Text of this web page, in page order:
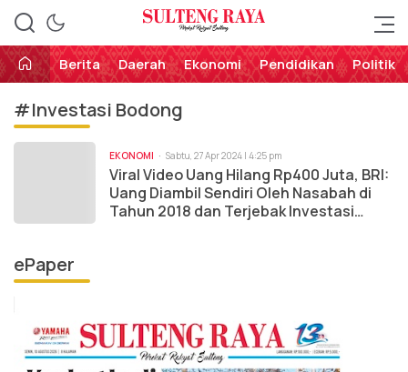
Sulteng Raya
Perekat Rakyat Sulteng
Berita
Daerah Ekonomi Pendidikan Politik
#Investasi Bodong
EKONOMI Sabtu, 27 Apr 2024 | 4:25 pm
Viral Video Uang Hilang Rp400 Juta, BRI:
Uang Diambil Sendiri Oleh Nasabah di
Tahun 2018 dan Terjebak Investasi
ePaper